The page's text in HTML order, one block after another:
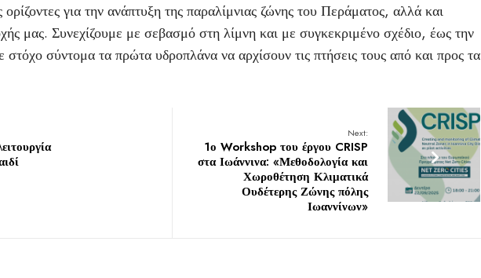
ορίζοντες για την ανάπτυξη της παραλίμνιας ζώνης του Περάματος, αλλά και
μας. Συνεχίζουμε με σεβασμό στη λίμνη και με συγκεκριμένο σχέδιο, έως την
σύντομα τα πρώτα υδροπλάνα να αρχίσουν τις πτήσεις τους από και προς τα
Next:
1ο Workshop του έργου CRISP
στα Ιωάννινα: «Μεθοδολογία και
Χωροθέτηση Κλιματικά
Ουδέτερης Ζώνης πόλης
Ιωαννίνων»